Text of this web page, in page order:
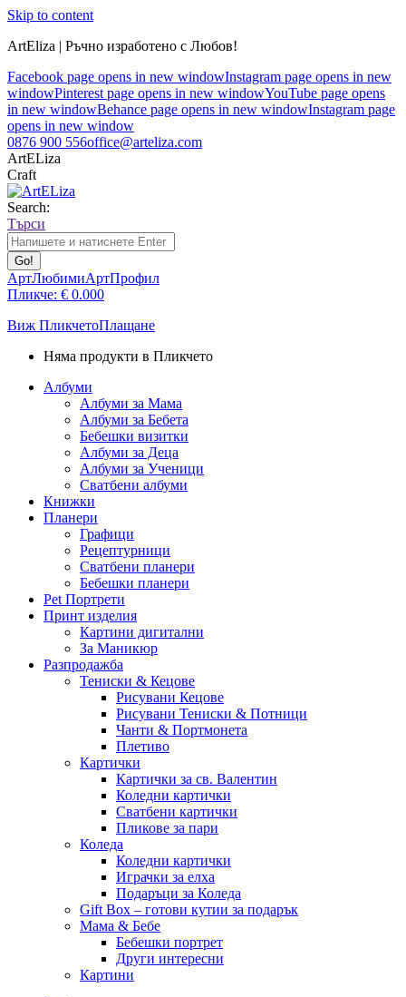
Skip to content
ArtEliza | Ръчно изработено с Любов!
Facebook page opens in new windowInstagram page opens in new
windowPinterest page opens in new windowYouTube page opens
in new windowBehance page opens in new windowInstagram page
opens in new window
0876 900 556office@arteliza.com
ArtELiza
Craft
Search:
Търси
АртЛюбимиАртПрофил
Пликче: € 0.000
Виж ПликчетоПлащане
Няма продукти в Пликчето
Албуми
Албуми за Мама
Албуми за Бебета
Бебешки визитки
Албуми за Деца
Албуми за Ученици
Сватбени албуми
Книжки
Планери
Графици
Рецептурници
Сватбени планери
Бебешки планери
Pet Портрети
Принт изделия
Картини дигитални
За Маникюр
Разпродажба
Тениски & Кецове
Рисувани Кецове
Рисувани Тениски & Потници
Чанти & Портмонета
Плетиво
Картички
Картички за св. Валентин
Коледни картички
Сватбени картички
Пликове за пари
Коледа
Коледни картички
Играчки за елха
Подаръци за Коледа
Gift Box – готови кутии за подарък
Мама & Бебе
Бебешки портрет
Други интересни
Картини